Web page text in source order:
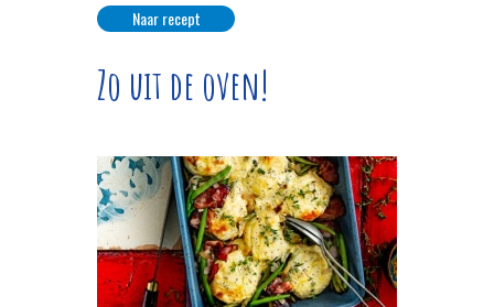
Naar recept
Zo uit de oven!